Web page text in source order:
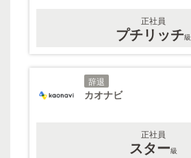
正社員
プチリッチ級
辞退
カオナビ
正社員
スター級